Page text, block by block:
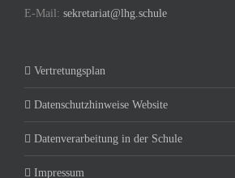
E-Mail: sekretariat@lhg.schule
Vertretungsplan
Datenschutzhinweise Website
Datenverarbeitung in der Schule
Impressum